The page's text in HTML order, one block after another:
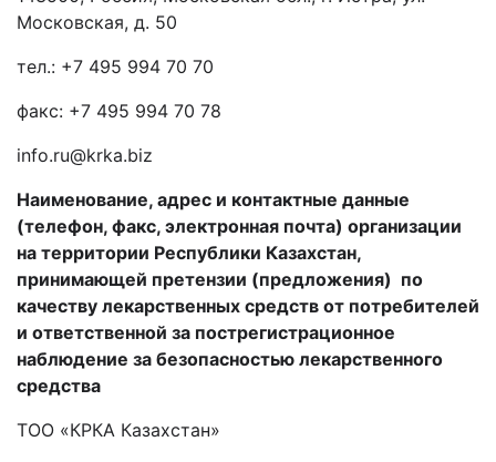
Московская, д. 50
тел.: +7 495 994 70 70
факс: +7 495 994 70 78
info.ru@krka.biz
Наименование, адрес и контактные данные
(телефон, факс, электронная почта) организации
на территории Республики Казахстан,
принимающей претензии (предложения) по
качеству лекарственных средств от потребителей
и ответственной за пострегистрационное
наблюдение за безопасностью лекарственного
средства
ТОО «КРКА Казахстан»